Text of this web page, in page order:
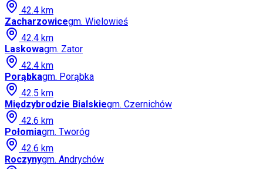
42.4 km
Zacharzowicegm. Wielowieś
42.4 km
Laskowagm. Zator
42.4 km
Porąbkagm. Porąbka
42.5 km
Międzybrodzie Bialskiegm. Czernichów
42.6 km
Połomiagm. Tworóg
42.6 km
Roczynygm. Andrychów